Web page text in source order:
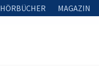
HÖRBÜCHER MAGAZIN